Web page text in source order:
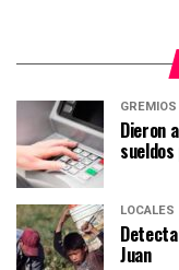
GREMIOS
Dieron
LOCALES
Juan